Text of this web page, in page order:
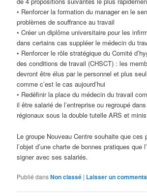
• Renforcer la formation du manager en le
problèmes de souffrance au travail
• Créer un diplôme universitaire pour les
dans certains cas suppléer le médecin du
• Renforcer le rôle stratégique du Comité
des conditions de travail (CHSCT) : les
devront être élus par le personnel et plus
comme c’est le cas aujourd’hui
• Redéfinir la place du médecin du travail
il être salarié de l’entreprise ou regroupé
régionaux sous la double tutelle ARS et
Le groupe Nouveau Centre souhaite que ces
l’objet d’une charte de bonnes pratiques que
signer avec ses salariés.
Publié dansNon classé | Laisser un